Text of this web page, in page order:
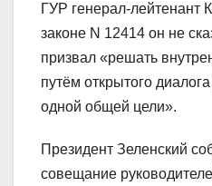
ГУР генерал-лейтенант
законе N 12414 он не
призвал «решать
путём открытого
одной общей цели».
Президент Зеленский
совещание